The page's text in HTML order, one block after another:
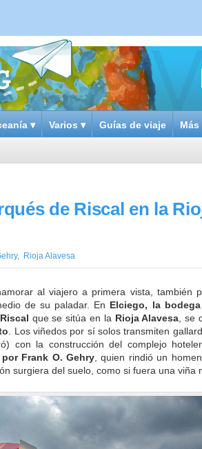
▾ Varios ▾ Guías de viaje Más
de Riscal en la
, Rioja Alavesa
al viajero a primera vista, también
de su paladar. En Elciego, la bodega
que se sitúa en la Rioja Alavesa , se
. Los viñedos por sí solos transmiten
con la construcción del complejo
Frank O. Gehry , quien rindió un
surgiera del suelo, como si fuera una viña